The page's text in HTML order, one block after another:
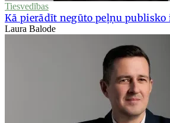
Tiesvedības
Kā pierādīt negūto peļņu
Laura Balode